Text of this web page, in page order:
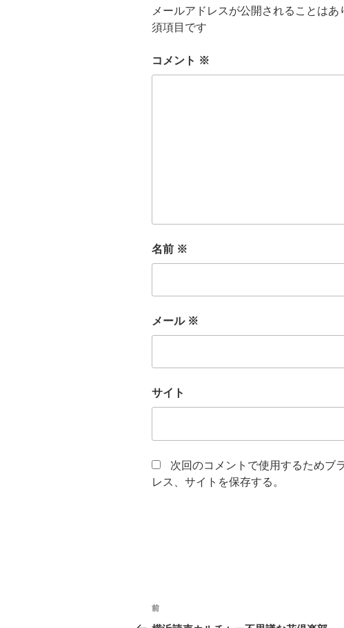
メールアドレスが公開されることはあ
須項目です
コメント ※
名前 ※
メール ※
サイト
次回のコメントで使用するためブ
レス、サイトを保存する。
投
前
前